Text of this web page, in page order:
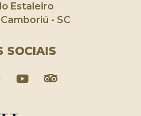
Estaleiro
- SC
SOCIAIS